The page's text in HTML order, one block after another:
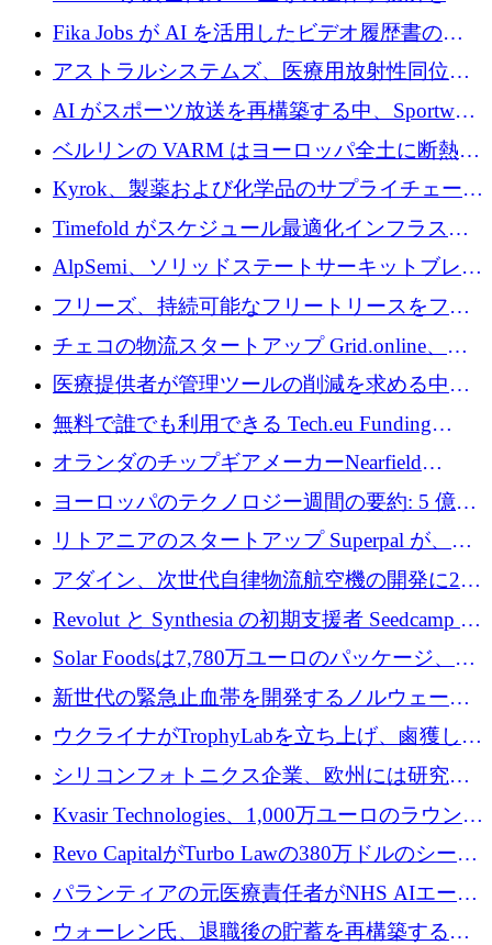
化するために 1,300 万ユーロを調達
Fika Jobs が AI を活用したビデオ履歴書のた
めに 400 万ドルを調達
アストラルシステムズ、医療用放射性同位元
素の世界的な不足に対処するために2,300万ポ
ンドを調達
AI がスポーツ放送を再構築する中、Sportway
が 2,000 万ユーロを調達
ベルリンの VARM はヨーロッパ全土に断熱材
を拡張するために 1,750 万ユーロを投資
Kyrok、製薬および化学品のサプライチェーン
に AI を導入するために 310 万ユーロを確保
Timefold がスケジュール最適化インフラスト
ラクチャを拡張するためにシリーズ A で
1,300 万ドルを調達
AlpSemi、ソリッドステートサーキットブレー
カー技術の進歩のために1,700万ユーロを調達
フリーズ、持続可能なフリートリースをフラ
ンス全土に拡大するために1,300万ユーロを確
保
チェコの物流スタートアップ Grid.online、配
送量が 1 年で 10 倍に増加し、400 万ユーロの
利益を獲得
医療提供者が管理ツールの削減を求める中、
a16z が Prosper AI を 3,000 万ドルで支援
無料で誰でも利用できる Tech.eu Funding
Explorer のご紹介
オランダのチップギアメーカーNearfield
Instrumentsが3億8,000万ドルを調達
ヨーロッパのテクノロジー週間の要約: 5 億
8,500 万ユーロを超える 60 以上のテクノロジ
リトアニアのスタートアップ Superpal が、
Slack 内に構築された AI コワーカー プラット
フォームのために 50 万ユーロを調達
アダイン、次世代自律物流航空機の開発に250
万ユーロを確保
Revolut と Synthesia の初期支援者 Seedcamp が
3 億 2,000 万ドルを調達、米国に投資
Solar Foodsは7,780万ユーロのパッケージ、5
億ユーロの防衛および二重用途成長基金EDM
を開始、ヨーロッパのシリコンフォトニクス
に警告
新世代の緊急止血帯を開発するノルウェーの
スタートアップ企業を紹介する
ウクライナがTrophyLabを立ち上げ、鹵獲した
ロシア兵器を戦場の研究開発プラットフォー
ムに変える
シリコンフォトニクス企業、欧州には研究を
商業的に成功させるためのインフラが不足し
Kvasir Technologies、1,000万ユーロのラウンド
で成長を促進
Revo CapitalがTurbo Lawの380万ドルのシード
ラウンドを主導し、訴訟プラットフォームを
パランティアの元医療責任者がNHS AIエージ
ェントの立ち上げに1,000万ポンドを調達
ウォーレン氏、退職後の貯蓄を再構築するた